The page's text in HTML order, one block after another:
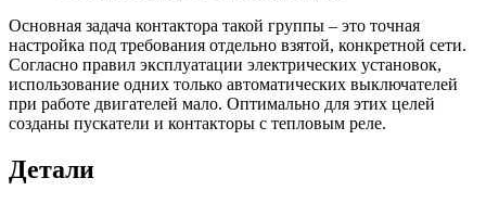
Основная задача контактора такой группы – это точная
настройка под требования отдельно взятой, конкретной сети.
Согласно правил эксплуатации электрических установок,
использование одних только автоматических выключателей
при работе двигателей мало. Оптимально для этих целей
созданы пускатели и контакторы с тепловым реле.
Детали